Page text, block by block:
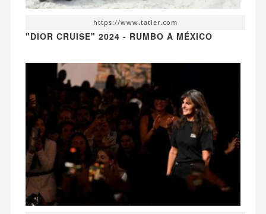
https://www.tatler.com
"DIOR CRUISE" 2024 - RUMBO A MÉXICO